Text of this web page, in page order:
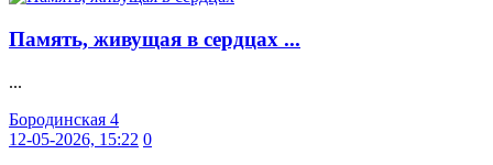
Память, живущая в сердцах ...
...
Бородинская 4
12-05-2026, 15:22 0